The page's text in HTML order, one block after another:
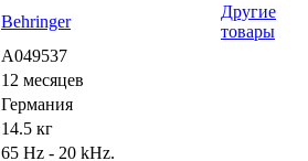
Behringer
Другие
товары
A049537
12 месяцев
Германия
14.5 кг
65 Hz - 20 kHz.